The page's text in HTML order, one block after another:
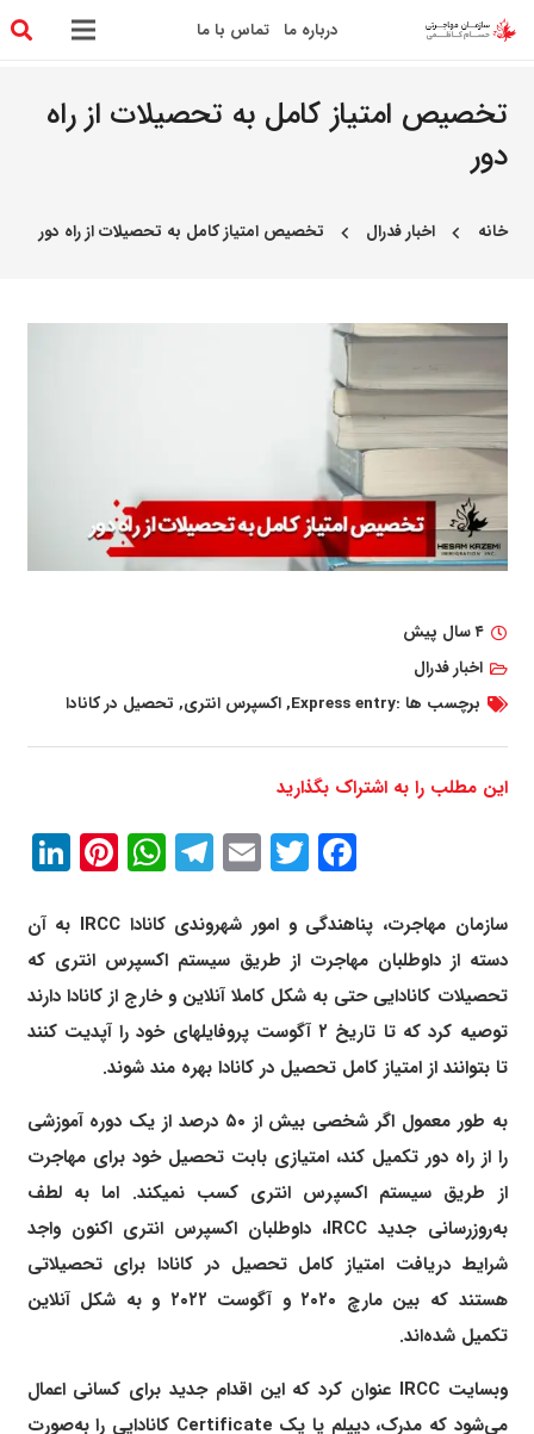
درباره ما تماس با ما
تخصیص امتیاز کامل به تحصیلات از راه
دور
خانه chevron_left اخبار فدرال chevron_left تخصیص امتیاز کامل به تحصیلات از راه دور
۴ سال پیش
اخبار فدرال
برچسب ها :Express entry
,اکسپرس انتری, تحصیل در کانادا
این مطلب را به اشتراک بگذارید
Facebook
Twitter
Email
Telegram
سازمان مهاجرت، پناهندگی و امور شهروندی کانادا IRCC به آن
دسته از داوطلبان مهاجرت از طریق سیستم اکسپرس انتری که
تحصیلات کانادایی حتی به شکل کاملا آنلاین و خارج از کانادا دارند
توصیه کرد که تا تاریخ ۲ آگوست پروفایلهای خود را آپدیت کنند
تا بتوانند از امتیاز کامل تحصیل در کانادا بهره مند شوند.
به طور معمول اگر شخصی بیش از ۵۰ درصد از یک دوره آموزشی
را از راه دور تکمیل کند، امتیازی بابت تحصیل خود برای مهاجرت
از طریق سیستم اکسپرس انتری کسب نمیکند. اما به لطف
به‌روزرسانی جدید IRCC، داوطلبان اکسپرس انتری اکنون واجد
شرایط دریافت امتیاز کامل تحصیل در کانادا برای تحصیلاتی
هستند که بین مارچ ۲۰۲۰ و آگوست ۲۰۲۲ و به شکل آنلاین
تکمیل شده‌اند.
وبسایت IRCC عنوان کرد که این اقدام جدید برای کسانی اعمال
می‌شود که مدرک، دیپلم یا یک Certificate کانادایی را به‌صورت